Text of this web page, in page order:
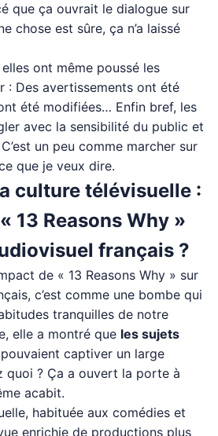
que ça ouvrait le dialogue sur
chose est sûre, ça n’a laissé
ont même poussé les
: Des avertissements ont été
été modifiées… Enfin bref, les
avec la sensibilité du public et
un peu comme marcher sur
que je veux dire.
culture télévisuelle :
13 Reasons Why »
français ?
de « 13 Reasons Why » sur
c’est comme une bombe qui
tranquilles de notre
elle a montré que les sujets
pouvaient captiver un large
quoi ? Ça a ouvert la porte à
acabit.
habituée aux comédies et
enrichie de productions plus